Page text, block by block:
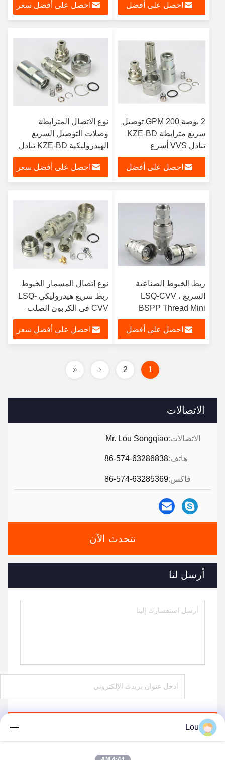
الاتصالات
الاتصالات:Mr. Lou Songqiao
هاتف:86-574-63286838
فاكس:86-574-63285369
نتحدث الآن
أرسل لنا
احصل على أفضل
احصل على أفضل سعر
2 بوصة 200 GPM توصيل
سريع مترابطة KZE-BD
تبادل VVS أسرع
احصل على أفضل
نوع الاتصال المترابطة
وصلات التوصيل السريع
الهيدروليكية KZE-BD تبادل
VVS أسرع
احصل على أفضل سعر
ربط الخيوط الصناعية
السريع LSQ-CVV ،
BSPP Thread Mini
Quick Coupling
احصل على أفضل
نوع اتصال المسمار الخيوط
ربط سريع هيدروليكي LSQ-
CVV في الكربون الصلب
احصل على أفضل سعر
1
2
Lou